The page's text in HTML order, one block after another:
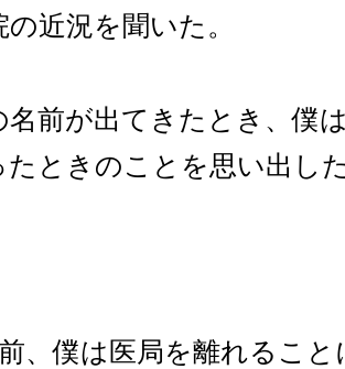
近況を聞いた。
名前が出てきたとき、僕
たときのことを思い出し
、僕は医局を離れること